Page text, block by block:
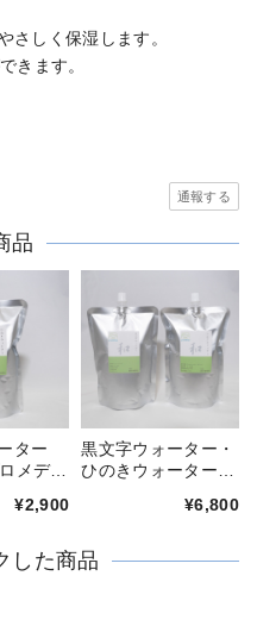
さしく保湿します。
きます。
通報する
品
ター
メディ
¥2,900
黒文字ウォーター・
ひのきウォーターセ
¥6,800
した商品